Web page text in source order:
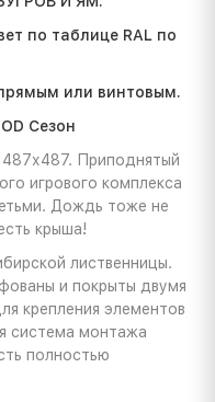
по таблице RAL по
или винтовым.
Сезон
Приподнятый
игрового комплекса
Дождь тоже не
крыша!
лиственницы.
и покрыты двумя
крепления элементов
система монтажа
полностью